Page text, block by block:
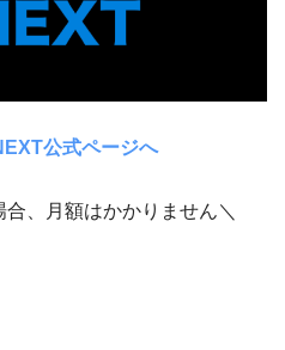
公式ページへ
、月額はかかりません＼